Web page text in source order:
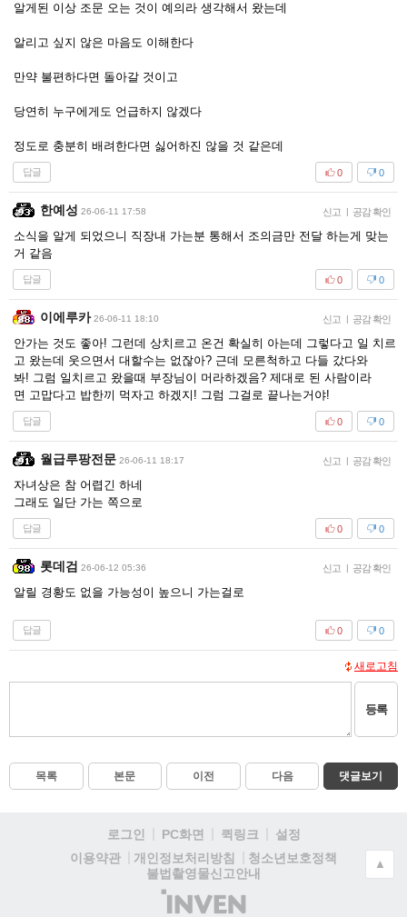
알게된 이상 조문 오는 것이 예의라 생각해서 왔는데
알리고 싶지 않은 마음도 이해한다
만약 불편하다면 돌아갈 것이고
당연히 누구에게도 언급하지 않겠다
정도로 충분히 배려한다면 싫어하진 않을 것 같은데
답글 0
0
한예성 26-06-11 17:58 신고 | 공감 확인
소식을 알게 되었으니 직장내 가는분 통해서 조의금만 전달 하는게 맞는
거 같음
답글 0
0
이에루카 26-06-11 18:10 신고 | 공감 확인
안가는 것도 좋아! 그런데 상치르고 온건 확실히 아는데 그렇다고 일 치르
고 왔는데 웃으면서 대할수는 없잖아? 근데 모른척하고 다들 갔다와
봐! 그럼 일치르고 왔을때 부장님이 머라하겠음? 제대로 된 사람이라
면 고맙다고 밥한끼 먹자고 하겠지! 그럼 그걸로 끝나는거야!
답글 0
0
월급루팡전문 26-06-11 18:17 신고 | 공감 확인
자녀상은 참 어렵긴 하네
그래도 일단 가는 쪽으로
답글 0
0
롯데검 26-06-12 05:36 신고 | 공감 확인
알릴 경황도 없을 가능성이 높으니 가는걸로
답글 0
0
새로고침
등록
목록 본문 이전 다음 댓글보기
로그인 PC화면 퀵링크
설정
이용약관
개인정보처리방침
청소년보호정책
불법촬영물신고안내
(주)
▲